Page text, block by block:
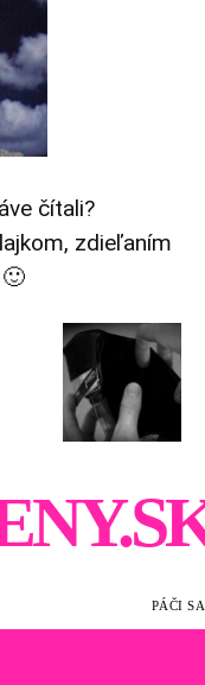
čítali?
zdieľaním
PÁČI SA